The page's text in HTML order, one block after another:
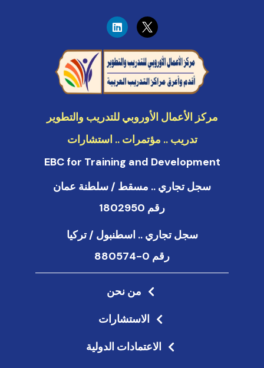
L
i
n
k
e
d
i
n
مركز الأعمال الأوروبي للتدريب والتطوير
تدريب .. مؤتمرات .. استشارات
EBC for Training and Development
سجل تجاري .. مسقط / سلطنة عمان
رقم 1802950
سجل تجاري .. اسطنبول / تركيا
رقم 0-880574
من نحن
الاستشارات
الاعتمادات الدولية